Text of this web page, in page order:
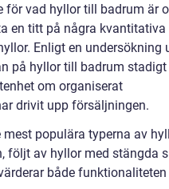
för vad hyllor till badrum är
en titt på några kvantitativa
Enligt en undersökning
på hyllor till badrum stadigt
om organiserat
drivit upp försäljningen.
populära typerna av
följt av hyllor med stängda
både